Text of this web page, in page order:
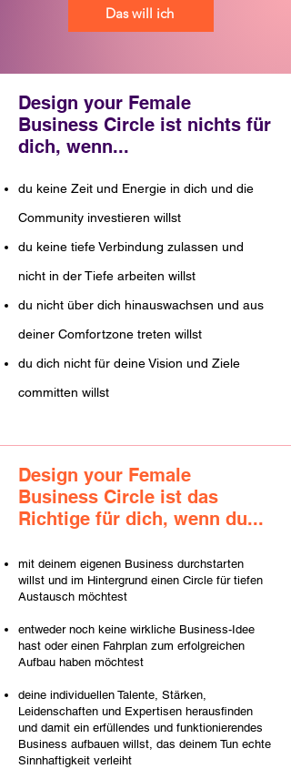
Das will ich
Design your Female
Business Circle ist nichts für
dich, wenn...
du keine Zeit und Energie in dich und die
Community investieren willst
du keine tiefe Verbindung zulassen und
nicht in der Tiefe arbeiten willst
du nicht über dich hinauswachsen und aus
deiner Comfortzone treten willst
du dich nicht für deine Vision und Ziele
committen willst
Design your Female
Business Circle ist das
Richtige für dich, wenn du...
mit deinem eigenen Business durchstarten
willst und im Hintergrund einen Circle für tiefen
Austausch möchtest
entweder noch keine wirkliche Business-Idee
hast oder einen Fahrplan zum erfolgreichen
Aufbau haben möchtest
deine individuellen Talente, Stärken,
Leidenschaften und Expertisen herausfinden
und damit ein erfüllendes und funktionierendes
Business aufbauen willst, das deinem Tun echte
Sinnhaftigkeit verleiht